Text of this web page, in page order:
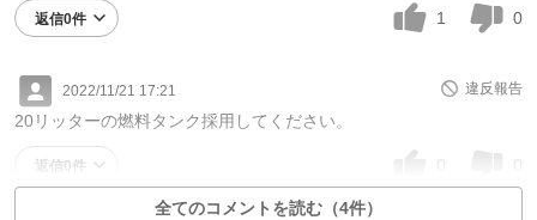
返信0件 1 0
2022/11/21 17:21 違反報告
20リッターの燃料タンク採用してください。
返信0件 0 0
全てのコメントを読む（4件）